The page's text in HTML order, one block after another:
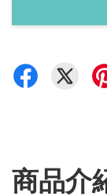
商品介